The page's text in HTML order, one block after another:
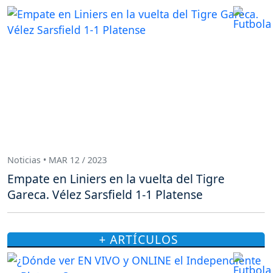
Noticias • MAR 12 / 2023
Empate en Liniers en la vuelta del Tigre
Gareca. Vélez Sarsfield 1-1 Platense
+ ARTÍCULOS